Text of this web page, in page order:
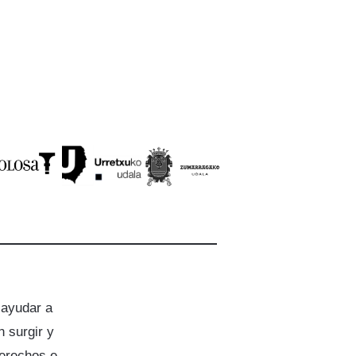
a
surgir y